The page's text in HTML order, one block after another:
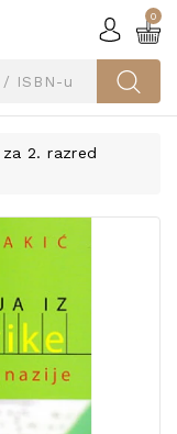
0
2. razred